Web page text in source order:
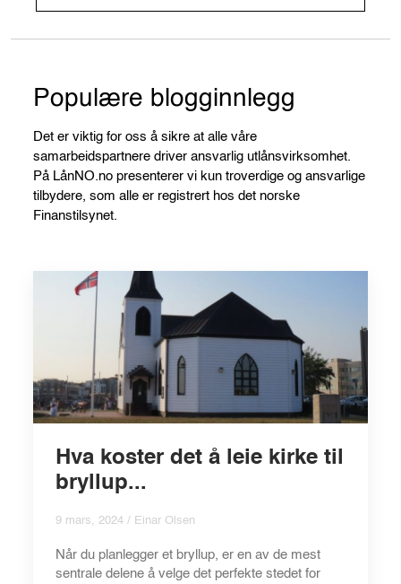
Populære blogginnlegg
Det er viktig for oss å sikre at alle våre
samarbeidspartnere driver ansvarlig utlånsvirksomhet.
På LånNO.no presenterer vi kun troverdige og ansvarlige
tilbydere, som alle er registrert hos det norske
Finanstilsynet.
Hva koster det å leie kirke til
bryllup...
9 mars, 2024 / Einar Olsen
Når du planlegger et bryllup, er en av de mest
sentrale delene å velge det perfekte stedet for